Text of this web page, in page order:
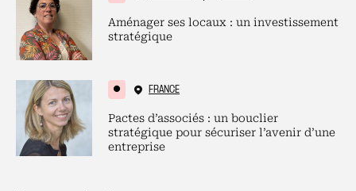
Aménager ses locaux : un investissement
stratégique
FRANCE
Pactes d’associés : un bouclier
stratégique pour sécuriser l’avenir d’une
entreprise